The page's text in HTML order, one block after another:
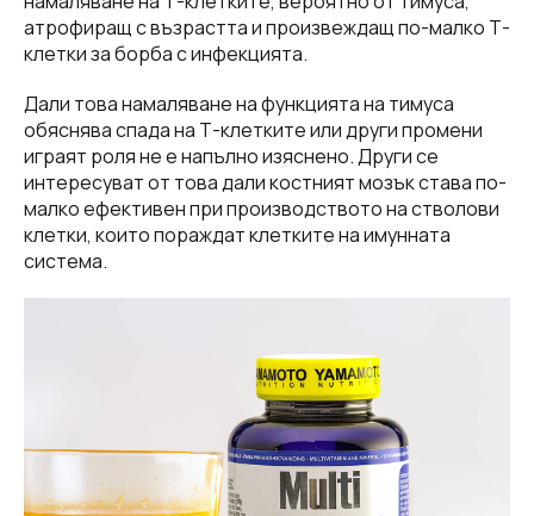
атрофиращ с възрастта и произвеждащ по-малко Т-
клетки за борба с инфекцията.
Дали това намаляване на функцията на тимуса
обяснява спада на Т-клетките или други промени
играят роля не е напълно изяснено. Други се
интересуват от това дали костният мозък става по-
малко ефективен при производството на стволови
клетки, които пораждат клетките на имунната
система.